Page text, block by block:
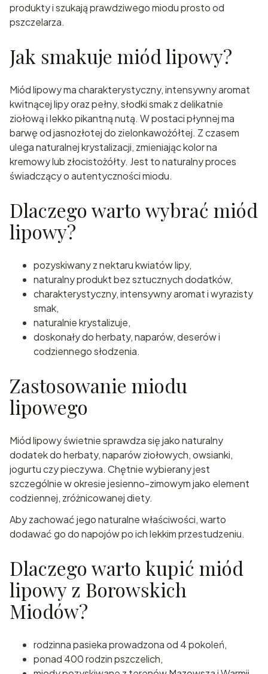
produkty i szukają prawdziwego miodu prosto od
pszczelarza.
Jak smakuje miód lipowy?
Miód lipowy ma charakterystyczny, intensywny aromat
kwitnącej lipy oraz pełny, słodki smak z delikatnie
ziołową i lekko pikantną nutą. W postaci płynnej ma
barwę od jasnozłotej do zielonkawożółtej. Z czasem
ulega naturalnej krystalizacji, zmieniając kolor na
kremowy lub złocistożółty. Jest to naturalny proces
świadczący o autentyczności miodu.
Dlaczego warto wybrać miód
lipowy?
pozyskiwany z nektaru kwiatów lipy,
naturalny produkt bez sztucznych dodatków,
charakterystyczny, intensywny aromat i wyrazisty
smak,
naturalnie krystalizuje,
doskonały do herbaty, naparów, deserów i
codziennego słodzenia.
Zastosowanie miodu
lipowego
Miód lipowy świetnie sprawdza się jako naturalny
dodatek do herbaty, naparów ziołowych, owsianki,
jogurtu czy pieczywa. Chętnie wybierany jest
szczególnie w okresie jesienno-zimowym jako element
codziennej, zróżnicowanej diety.
Aby zachować jego naturalne właściwości, warto
dodawać go do napojów po ich lekkim przestudzeniu.
Dlaczego warto kupić miód
lipowy z Borowskich
Miodów?
rodzinna pasieka prowadzona od 4 pokoleń,
ponad 400 rodzin pszczelich,